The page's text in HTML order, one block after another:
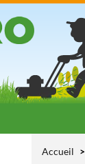
Accueil